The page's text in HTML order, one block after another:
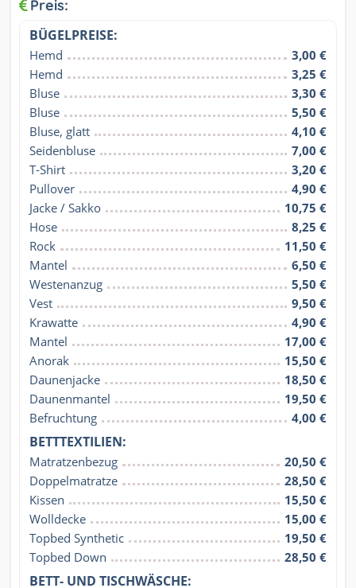
Preis:
BÜGELPREISE:
Hemd
3,00 €
Hemd
3,25 €
Bluse
3,30 €
Bluse
5,50 €
Bluse, glatt
4,10 €
Seidenbluse
7,00 €
T-Shirt
3,20 €
Pullover
4,90 €
Jacke / Sakko
10,75 €
Hose
8,25 €
Rock
11,50 €
Mantel
6,50 €
Westenanzug
5,50 €
Vest
9,50 €
Krawatte
4,90 €
Mantel
17,00 €
Anorak
15,50 €
Daunenjacke
18,50 €
Daunenmantel
19,50 €
Befruchtung
4,00 €
BETTTEXTILIEN:
Matratzenbezug
20,50 €
Doppelmatratze
28,50 €
Kissen
15,50 €
Wolldecke
15,00 €
Topbed Synthetic
19,50 €
Topbed Down
28,50 €
BETT- UND TISCHWÄSCHE: